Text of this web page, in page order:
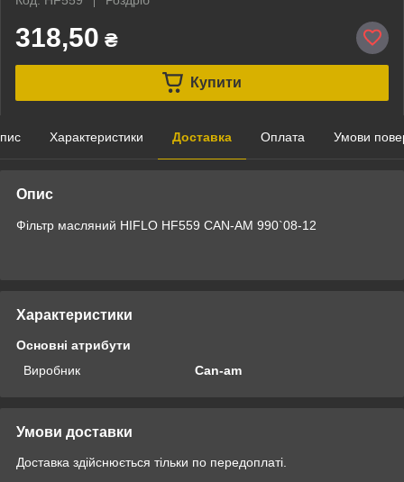
318,50 ₴
Купити
Характеристики Доставка Оплата Умови
Опис
Фільтр масляний HIFLO HF559 CAN-AM 990`08-12
Характеристики
Основні атрибути
Виробник
Can-am
Умови доставки
Доставка здійснюється тільки по передоплаті.